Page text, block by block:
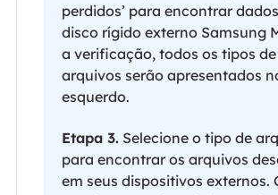
perdidos’ para encontrar
disco rígido externo Samsung
a verificação, todos os tipos de
arquivos serão apresentados
esquerdo.
Etapa 3.Selecione o tipo de
para encontrar os arquivos
em seus dispositivos externos.